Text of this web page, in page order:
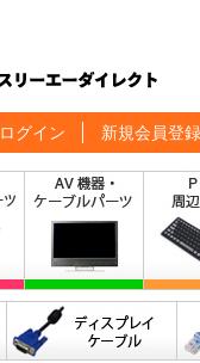
ログイン 新規会員登録